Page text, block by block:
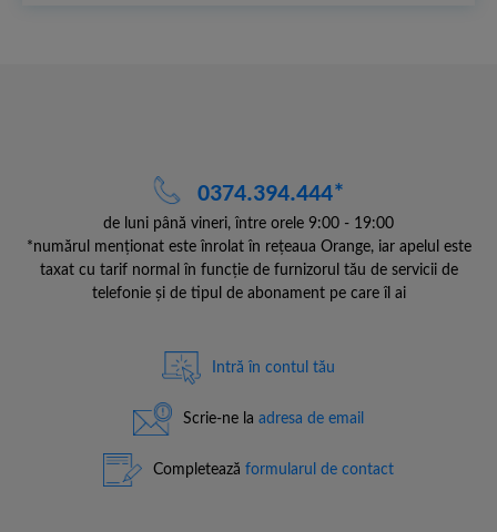
Intră în contul tău
Scrie-ne la adresa de email
Completează formularul de contact
0374.394.444*
de luni până vineri, între orele 9:00 - 19:00
*numărul menționat este înrolat în rețeaua Orange, iar apelul este
taxat cu tarif normal în funcție de furnizorul tău de servicii de
telefonie și de tipul de abonament pe care îl ai